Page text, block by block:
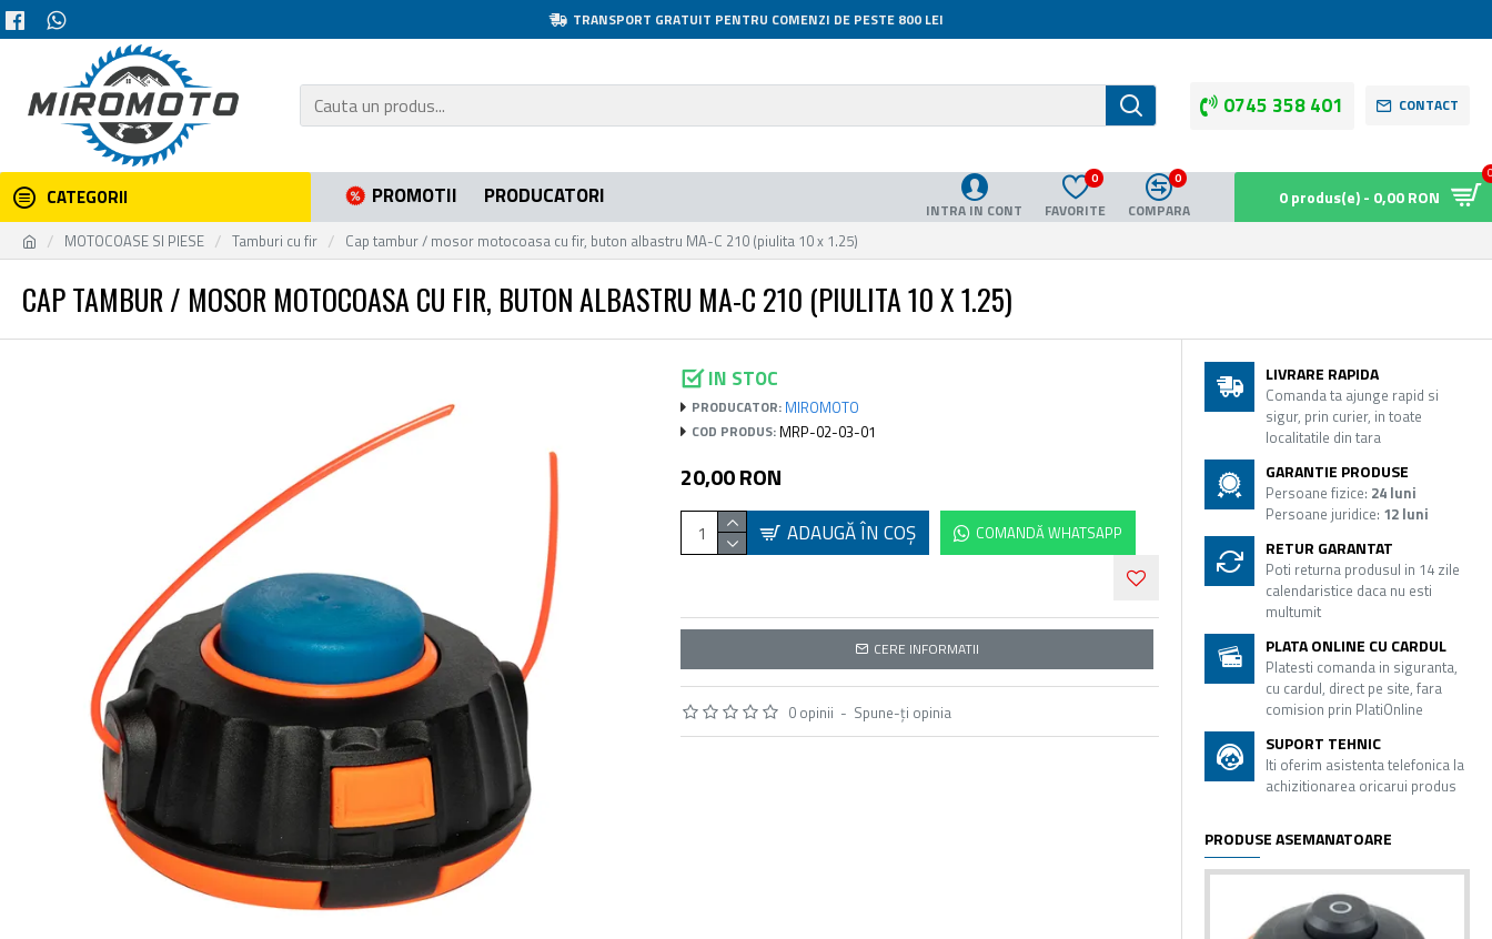
TRANSPORT GRATUIT PENTRU COMENZI DE PESTE 800 LEI
0745 358 401 CONTACT
CATEGORII PROMOTII PRODUCATORI
INTRA IN CONT FAVORITE
0
COMPARA
0
0 produs(e) - 0,00 RON
MOTOCOASE SI PIESE Tamburi cu fir Cap tambur / mosor motocoasa cu fir, buton albastru MA-C 210 (piulita 10 x 1.25)
CAP TAMBUR / MOSOR MOTOCOASA CU FIR, BUTON ALBASTRU MA-C 210 (PIULITA 10 X 1.25)
IN STOC
PRODUCATOR: MIROMOTO
COD PRODUS: MRP-02-03-01
0 opinii - Spune-ţi opinia
20,00 RON
ADAUGĂ ÎN COŞ COMANDĂ WHATSAPP
CERE INFORMATII
LIVRARE RAPIDA
Comanda ta ajunge rapid si
sigur, prin curier, in toate
localitatile din tara
GARANTIE PRODUSE
Persoane fizice: 24 luni
Persoane juridice: 12 luni
RETUR GARANTAT
Poti returna produsul in 14 zile
calendaristice daca nu esti
multumit
PLATA ONLINE CU CARDUL
Platesti comanda in siguranta,
cu cardul, direct pe site, fara
comision prin PlatiOnline
SUPORT TEHNIC
Iti oferim asistenta telefonica la
achizitionarea oricarui produs
PRODUSE ASEMANATOARE